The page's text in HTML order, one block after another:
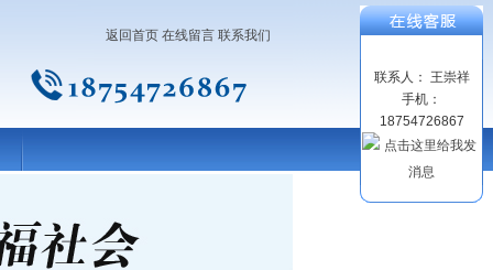
返回首页 在线留言 联系我们
联系人： 王崇祥
手机：
18754726867